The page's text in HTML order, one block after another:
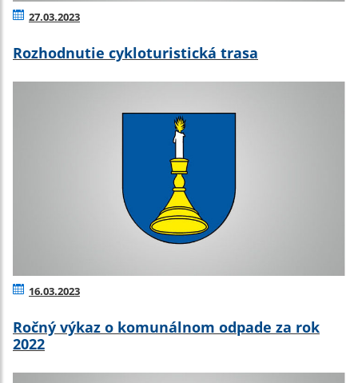
27.03.2023
Rozhodnutie cykloturistická trasa
16.03.2023
Ročný výkaz o komunálnom odpade za rok
2022